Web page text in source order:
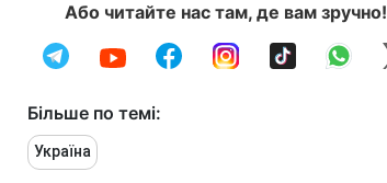
Або читайте нас там, де вам зручно!
Більше по темі:
Україна